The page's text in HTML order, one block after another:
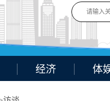
经济 体